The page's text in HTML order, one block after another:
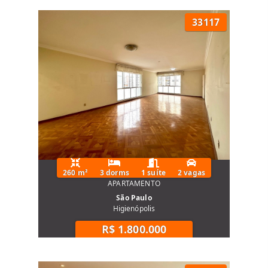
33117
260 m² 3 dorms 1 suíte
2 vagas
APARTAMENTO
São Paulo
Higienópolis
R$ 1.800.000